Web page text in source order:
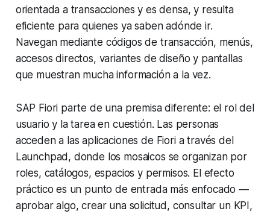
orientada a transacciones y es densa, y resulta
eficiente para quienes ya saben adónde ir.
Navegan mediante códigos de transacción, menús,
accesos directos, variantes de diseño y pantallas
que muestran mucha información a la vez.
SAP Fiori parte de una premisa diferente: el rol del
usuario y la tarea en cuestión. Las personas
acceden a las aplicaciones de Fiori a través del
Launchpad, donde los mosaicos se organizan por
roles, catálogos, espacios y permisos. El efecto
práctico es un punto de entrada más enfocado —
aprobar algo, crear una solicitud, consultar un KPI,